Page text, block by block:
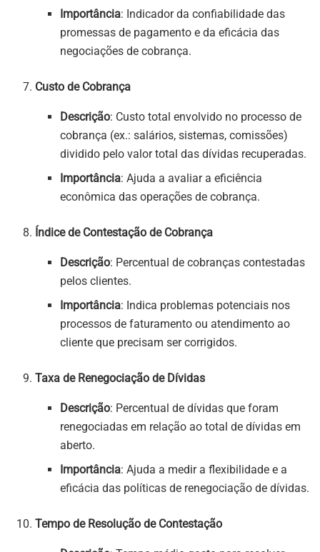
Importância: Indicador da confiabilidade das
promessas de pagamento e da eficácia das
negociações de cobrança.
Custo de Cobrança
Descrição: Custo total envolvido no processo de
cobrança (ex.: salários, sistemas, comissões)
dividido pelo valor total das dívidas recuperadas.
Importância: Ajuda a avaliar a eficiência
econômica das operações de cobrança.
Índice de Contestação de Cobrança
Descrição: Percentual de cobranças contestadas
pelos clientes.
Importância: Indica problemas potenciais nos
processos de faturamento ou atendimento ao
cliente que precisam ser corrigidos.
Taxa de Renegociação de Dívidas
Descrição: Percentual de dívidas que foram
renegociadas em relação ao total de dívidas em
aberto.
Importância: Ajuda a medir a flexibilidade e a
eficácia das políticas de renegociação de dívidas.
Tempo de Resolução de Contestação